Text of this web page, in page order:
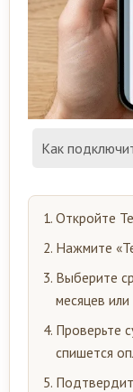
Как
Откройте
Нажмите
Выберите
месяцев
Проверьте
спишется